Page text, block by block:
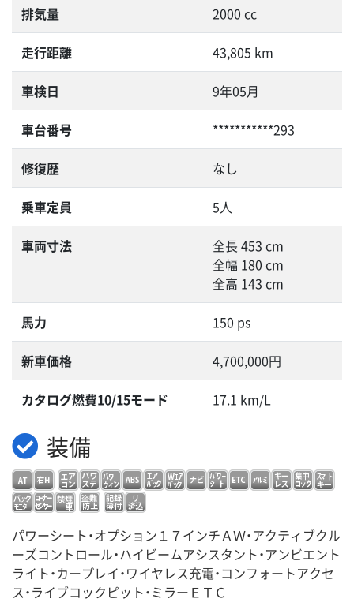
排気量 2000 cc
走行距離 43,805 km
車検日 9年05月
車台番号 ***********293
修復歴 なし
乗車定員 5人
車両寸法
全長 453 cm
全幅 180 cm
全高 143 cm
馬力 150 ps
新車価格 4,700,000円
カタログ燃費10/15モード 17.1 km/L
装備
パワーシート・オプション１７インチＡＷ・アクティブクル
ーズコントロール・ハイビームアシスタント・アンビエント
ライト・カープレイ・ワイヤレス充電・コンフォートアクセ
ス・ライブコックピット・ミラーＥＴＣ